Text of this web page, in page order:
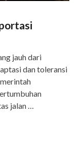
jauh dari
dan toleransi
jalan …